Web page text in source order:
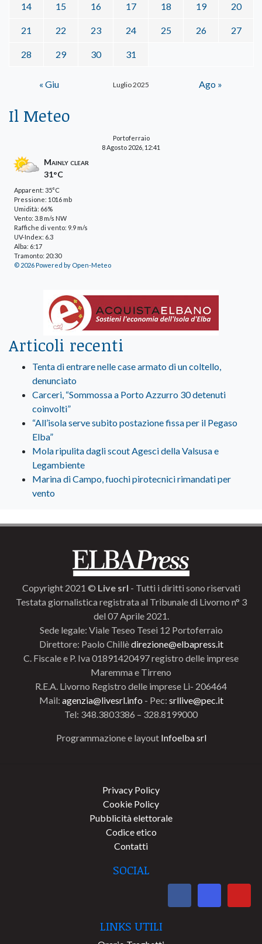
Luglio 2025
14 15 16 17 18 19 20
21 22 23 24 25 26 27
28 29 30 31
« Giu Ago »
Il Meteo
Portoferraio
8 Agosto 2026, 12:41
Mainly clear
31°C
Apparent: 35°C
Pressione: 1016 mb
Umidità: 66%
Vento: 3.8 m/s NW
Raffiche di vento: 9.9 m/s
UV-Index: 6.3
Alba: 6:17
Tramonto: 20:30
© 2026 Powered by Open-Meteo
Articoli recenti
Tenta di entrare nelle case armato di un coltello,
denunciato
Carceri, “Sommossa a Porto Azzurro 30 detenuti
coinvolti”
“All’isola serve subito postazione fissa per il Pegaso
Elba”
Mola ripulita dagli scout Agesci della Valsusa e
Legambiente
Marina di Campo, fuochi pirotecnici rimandati per
vento
Copyright 2021 © Live srl - Tutti i diritti sono riservati
Testata giornalistica registrata al Tribunale di Livorno n° 3
del 07 Aprile 2021.
Sede legale: Viale Teseo Tesei 12 Portoferraio
Direttore: Paolo Chillèdirezione@elbapress.it
C. Fiscale e P. Iva 01891420497 registro delle imprese
Maremma e Tirreno
R.E.A. Livorno Registro delle imprese Li- 206464
Mail: agenzia@livesrl.info - Pec: srllive@pec.it
Tel: 348.3803386 – 328.8199000
Programmazione e layout Infoelba srl
Privacy Policy
Cookie Policy
Pubblicità elettorale
Codice etico
Contatti
SOCIAL
LINKS UTILI